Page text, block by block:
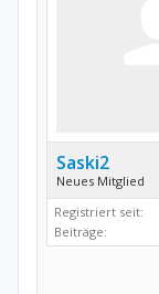
Saski2
Neues Mitglied
Registriert seit:
Beiträge: